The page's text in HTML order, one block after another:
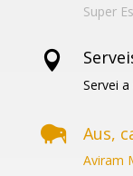
Super

Servei
 Aus,
Aviram